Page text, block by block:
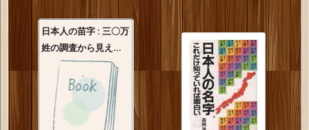
日本人の苗字 : 三〇万
姓の調査から見え...